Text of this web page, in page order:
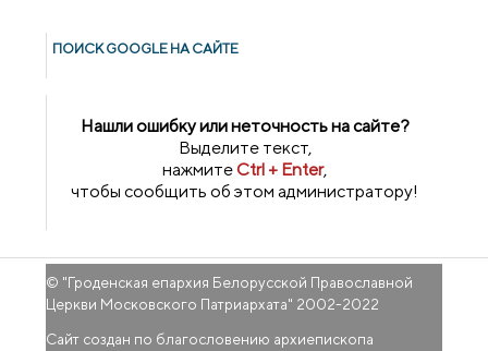
ПОИСК GOОGLE НА САЙТЕ
Нашли ошибку или неточность на сайте?
Выделите текст,
нажмитеCtrl + Enter,
чтобы сообщить об этом администратору!
© "Гроденская епархия Белорусской Православной
Церкви Московского Патриархата" 2002-2022
Сайт создан по благословению архиепископа